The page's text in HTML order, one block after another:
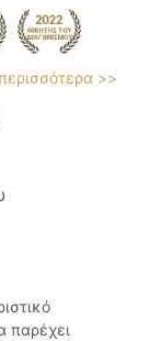
>>
παρέχει